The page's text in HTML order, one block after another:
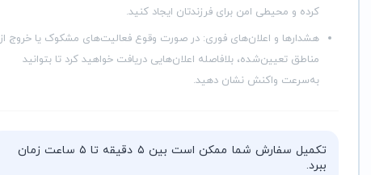
کرده و محیطی امن برای فرزندتان ایجاد کنید.
هشدارها و اعلان‌های فوری: در صورت وقوع فعالیت‌های مشکوک یا خروج از
مناطق تعیین‌شده، بلافاصله اعلان‌هایی دریافت خواهید کرد تا بتوانید
به‌سرعت واکنش نشان دهید.
تکمیل سفارش شما ممکن است بین ۵ دقیقه تا ۵ ساعت زمان
ببرد.